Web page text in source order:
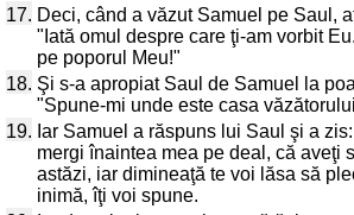
17. Deci, când a văzut Samuel pe Saul,
"Iată omul despre care ţi-am vorbit
pe poporul Meu!"
18. Şi s-a apropiat Saul de Samuel la
"Spune-mi unde este casa
19. Iar Samuel a răspuns lui Saul şi a
mergi înaintea mea pe deal, că aveţi
astăzi, iar dimineaţă te voi lăsa să
inimă, îţi voi spune.